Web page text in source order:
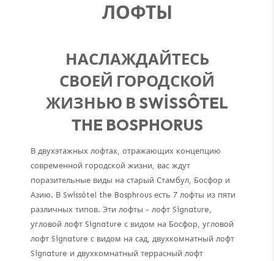
ЛОФТЫ
НАСЛАЖДАЙТЕСЬ
СВОЕЙ ГОРОДСКОЙ
ЖИЗНЬЮ В SWİSSÔTEL
THE BOSPHORUS
В двухэтажных лофтах, отражающих концепцию
современной городской жизни, вас ждут
поразительные виды на старый Стамбул, Босфор и
Азию. В Swissôtel the Bosphrous есть 7 лофты из пяти
различных типов. Эти лофты - лофт Signature,
угловой лофт Signature с видом на Босфор, угловой
лофт Signature с видом на сад, двухкомнатный лофт
Signature и двухкомнатный террасный лофт